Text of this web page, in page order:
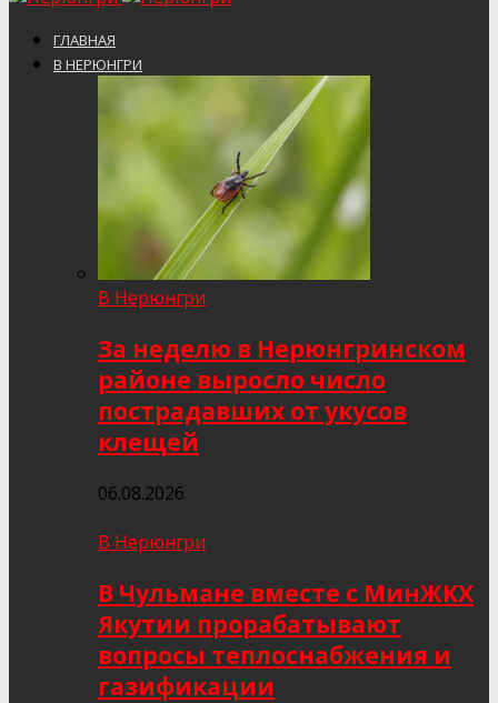
ГЛАВНАЯ
В НЕРЮНГРИ
В Нерюнгри
За неделю в Нерюнгринском
районе выросло число
пострадавших от укусов
клещей
06.08.2026
В Нерюнгри
В Чульмане вместе с МинЖКХ
Якутии прорабатывают
вопросы теплоснабжения и
газификации